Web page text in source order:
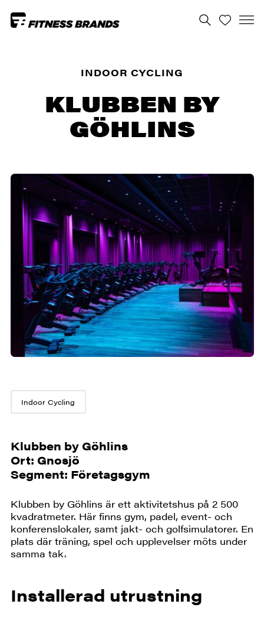
INDOOR CYCLING
KLUBBEN BY
GÖHLINS
Indoor Cycling
Klubben by Göhlins
Ort: Gnosjö
Segment: Företagsgym
Klubben by Göhlins är ett aktivitetshus på 2 500
kvadratmeter. Här finns gym, padel, event- och
konferenslokaler, samt jakt- och golfsimulatorer. En
plats där träning, spel och upplevelser möts under
samma tak.
Installerad utrustning